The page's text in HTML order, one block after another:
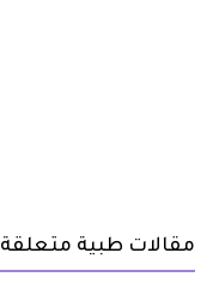
مقالات طبية متعلقة